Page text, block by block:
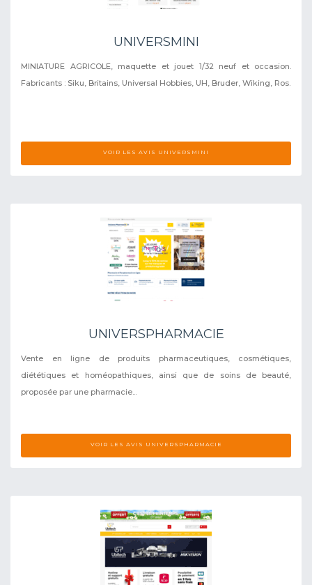
UNIVERSMINI
MINIATURE AGRICOLE, maquette et jouet 1/32 neuf et occasion.
Fabricants : Siku, Britains, Universal Hobbies, UH, Bruder, Wiking, Ros.
VOIR LES AVIS UNIVERSMINI
UNIVERSPHARMACIE
Vente en ligne de produits pharmaceutiques, cosmétiques,
diététiques et homéopathiques, ainsi que de soins de beauté,
proposée par une pharmacie...
VOIR LES AVIS UNIVERSPHARMACIE